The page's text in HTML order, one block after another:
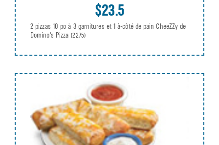
$23.5
2 pizzas 10 po à 3 garnitures et 1 à-côté de pain CheeZZy de
Domino's Pizza (2275)